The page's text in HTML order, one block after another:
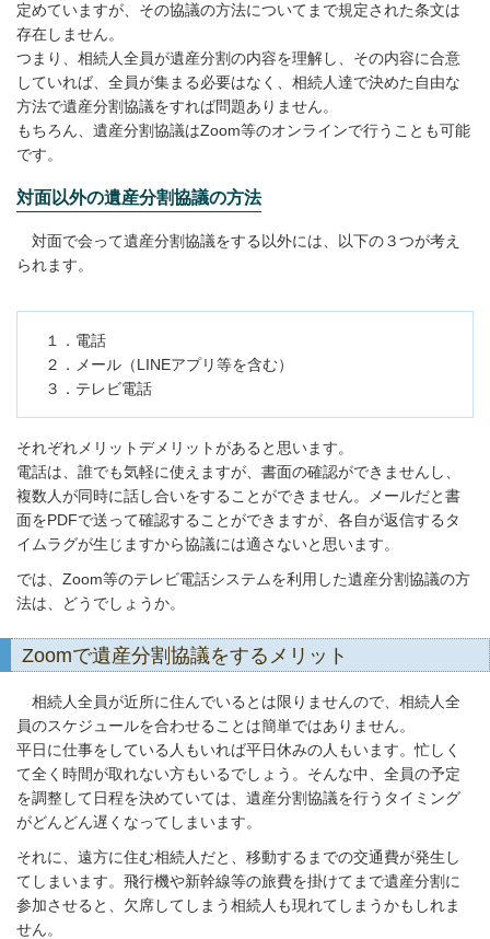
定めていますが、その協議の方法についてまで規定された条文は
存在しません。
つまり、相続人全員が遺産分割の内容を理解し、その内容に合意
していれば、全員が集まる必要はなく、相続人達で決めた自由な
方法で遺産分割協議をすれば問題ありません。
もちろん、遺産分割協議はZoom等のオンラインで行うことも可能
です。
対面以外の遺産分割協議の方法
対面で会って遺産分割協議をする以外には、以下の３つが考え
られます。
１．電話
２．メール（LINEアプリ等を含む）
３．テレビ電話
それぞれメリットデメリットがあると思います。
電話は、誰でも気軽に使えますが、書面の確認ができませんし、
複数人が同時に話し合いをすることができません。メールだと書
面をPDFで送って確認することができますが、各自が返信するタ
イムラグが生じますから協議には適さないと思います。
では、Zoom等のテレビ電話システムを利用した遺産分割協議の方
法は、どうでしょうか。
Zoomで遺産分割協議をするメリット
相続人全員が近所に住んでいるとは限りませんので、相続人全
員のスケジュールを合わせることは簡単ではありません。
平日に仕事をしている人もいれば平日休みの人もいます。忙しく
て全く時間が取れない方もいるでしょう。そんな中、全員の予定
を調整して日程を決めていては、遺産分割協議を行うタイミング
がどんどん遅くなってしまいます。
それに、遠方に住む相続人だと、移動するまでの交通費が発生し
てしまいます。飛行機や新幹線等の旅費を掛けてまで遺産分割に
参加させると、欠席してしまう相続人も現れてしまうかもしれま
せん。